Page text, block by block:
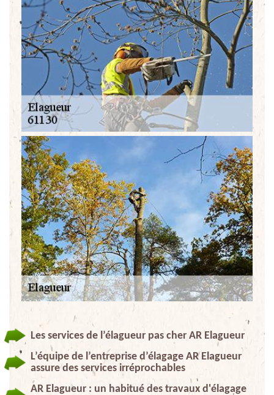
Les services de l’élagueur pas cher AR Elagueur
L’équipe de l’entreprise d’élagage AR Elagueur
assure des services irréprochables
AR Elagueur : un habitué des travaux d'élagage